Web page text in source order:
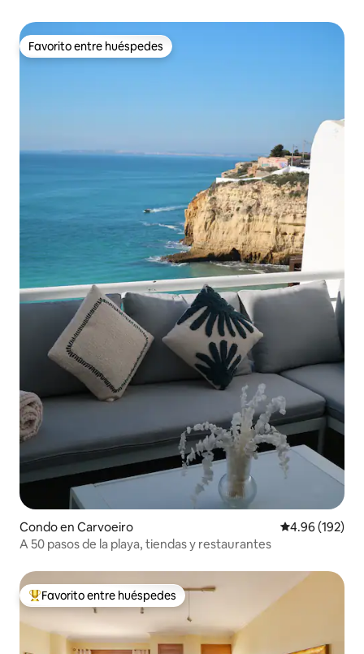
Favorito entre huéspedes
Favorito entre huéspedes
Condo en Carvoeiro Calificación
4.96 (192)
A 50 pasos de la playa, tiendas y restaurantes
Favorito entre huéspedes preferido
Favorito entre huéspedes